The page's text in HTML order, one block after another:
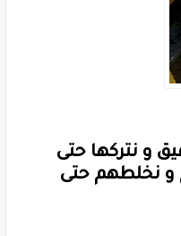
و نتركها حتى
و نخلطهم حتى